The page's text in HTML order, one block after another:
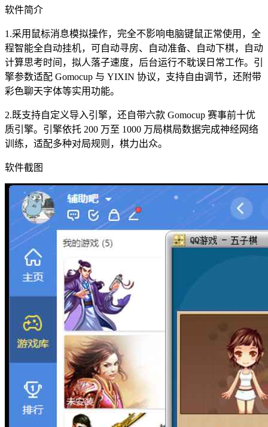
软件简介
1.采用鼠标消息模拟操作，完全不影响电脑键鼠正常使用，全
程智能全自动挂机，可自动寻房、自动准备、自动下棋，自动
计算思考时间，拟人落子速度，后台运行不耽误日常工作。引
擎参数适配 Gomocup 与 YIXIN 协议，支持自由调节，还附带
彩色聊天字体等实用功能。
2.既支持自定义导入引擎，还自带六款 Gomocup 赛事前十优
质引擎。引擎依托 200 万至 1000 万局棋局数据完成神经网络
训练，适配多种对局规则，棋力出众。
软件截图